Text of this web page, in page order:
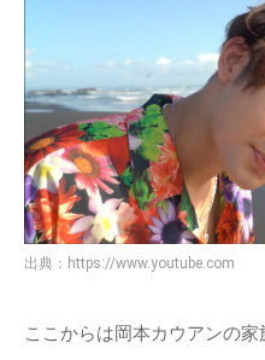
出典： https://www.youtube.com
ここからは岡本カウアンの家